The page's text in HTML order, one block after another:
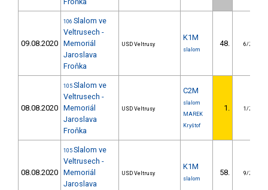
09.08.2020
106 Slalom ve
Veltrusech -
Memoriál
Jaroslava
Froňka
USD Veltrusy
K1M
slalom
48. 6/ZS
08.08.2020
105 Slalom ve
Veltrusech -
Memoriál
Jaroslava
Froňka
USD Veltrusy
C2M
slalom
MAREK
Kryštof
1. 1/ZS
08.08.2020
105 Slalom ve
Veltrusech -
Memoriál
Jaroslava
USD Veltrusy
K1M
slalom
58. 9/ZS